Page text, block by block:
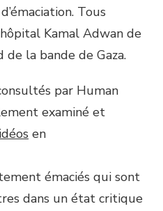
Tous
Kamal Adwan de
de la bande de Gaza.
par Human
examiné et
en
émaciés qui sont
dans un état critique